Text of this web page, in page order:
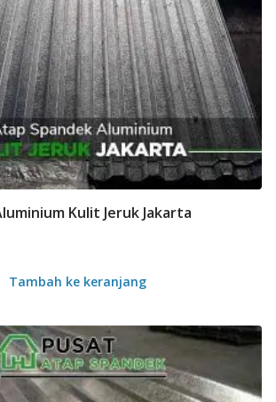
Kulit Jeruk Jakarta
Tambah ke keranjang